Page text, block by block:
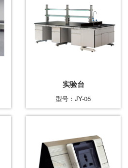
实验台
型号：JY-05